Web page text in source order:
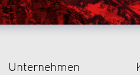
Unternehmen